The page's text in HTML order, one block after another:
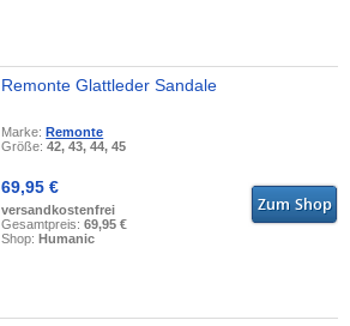
Remonte Glattleder Sandale
Marke:Remonte
Größe:42, 43, 44, 45
69,95 €
versandkostenfrei
Gesamtpreis:69,95 €
Shop:Humanic